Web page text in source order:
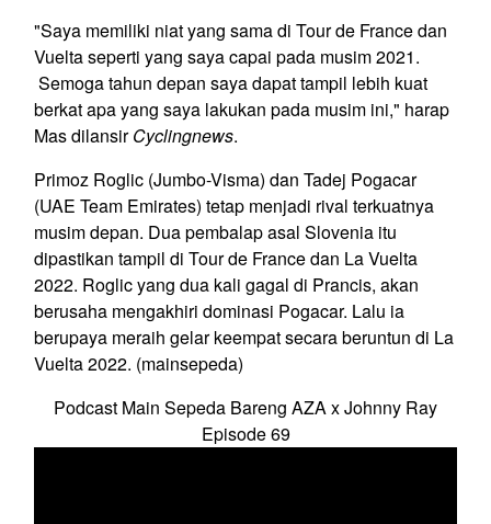
"Saya memiliki niat yang sama di Tour de France dan
Vuelta seperti yang saya capai pada musim 2021.
Semoga tahun depan saya dapat tampil lebih kuat
berkat apa yang saya lakukan pada musim ini," harap
Mas dilansirCyclingnews.
Primoz Roglic (Jumbo-Visma) dan Tadej Pogacar
(UAE Team Emirates) tetap menjadi rival terkuatnya
musim depan. Dua pembalap asal Slovenia itu
dipastikan tampil di Tour de France dan La Vuelta
2022. Roglic yang dua kali gagal di Prancis, akan
berusaha mengakhiri dominasi Pogacar. Lalu ia
berupaya meraih gelar keempat secara beruntun di La
Vuelta 2022. (mainsepeda)
Podcast Main Sepeda Bareng AZA x Johnny Ray
Episode 69